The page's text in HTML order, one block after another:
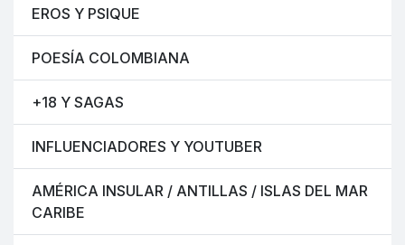
EROS Y PSIQUE
POESÍA COLOMBIANA
+18 Y SAGAS
INFLUENCIADORES Y YOUTUBER
AMÉRICA INSULAR / ANTILLAS / ISLAS DEL MAR
CARIBE